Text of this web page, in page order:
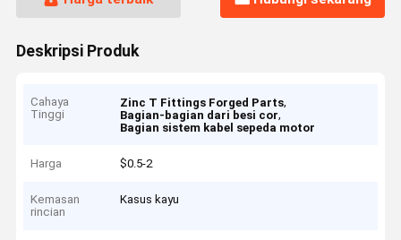
Deskripsi Produk
Cahaya
Tinggi
Zinc T Fittings Forged Parts,
Bagian-bagian dari besi cor,
Bagian sistem kabel sepeda motor
Harga $0.5-2
Kemasan
rincian
Kasus kayu